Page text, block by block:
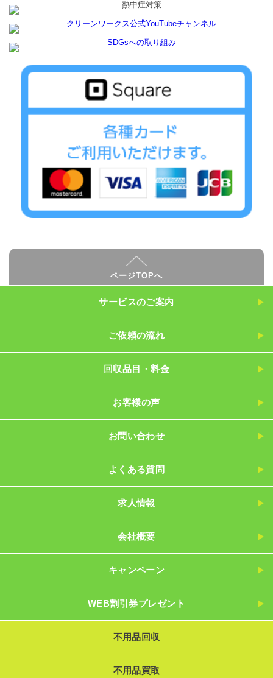
ページTOPへ
サービスのご案内
ご依頼の流れ
回収品目・料金
お客様の声
お問い合わせ
よくある質問
求人情報
会社概要
キャンペーン
WEB割引券プレゼント
不用品回収
不用品買取